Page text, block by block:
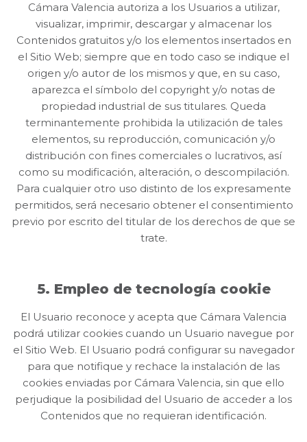
Cámara Valencia autoriza a los Usuarios a utilizar,
visualizar, imprimir, descargar y almacenar los
Contenidos gratuitos y/o los elementos insertados en
el Sitio Web; siempre que en todo caso se indique el
origen y/o autor de los mismos y que, en su caso,
aparezca el símbolo del copyright y/o notas de
propiedad industrial de sus titulares. Queda
terminantemente prohibida la utilización de tales
elementos, su reproducción, comunicación y/o
distribución con fines comerciales o lucrativos, así
como su modificación, alteración, o descompilación.
Para cualquier otro uso distinto de los expresamente
permitidos, será necesario obtener el consentimiento
previo por escrito del titular de los derechos de que se
trate.
5. Empleo de tecnología cookie
El Usuario reconoce y acepta que Cámara Valencia
podrá utilizar cookies cuando un Usuario navegue por
el Sitio Web. El Usuario podrá configurar su navegador
para que notifique y rechace la instalación de las
cookies enviadas por Cámara Valencia, sin que ello
perjudique la posibilidad del Usuario de acceder a los
Contenidos que no requieran identificación.